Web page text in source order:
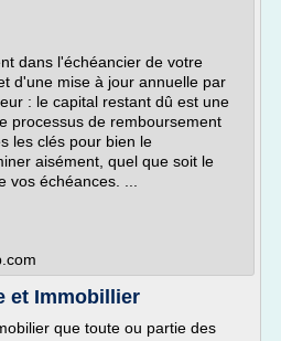
dans l'échéancier de votre
d'une mise à jour annuelle par
: le capital restant dû est une
processus de remboursement
les clés pour bien le
aisément, quel que soit le
vos échéances. ...
et Immobillier
que toute ou partie des